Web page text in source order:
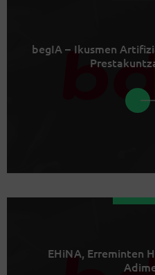
begIA – Ikusmen
EHiNA, Erreminten